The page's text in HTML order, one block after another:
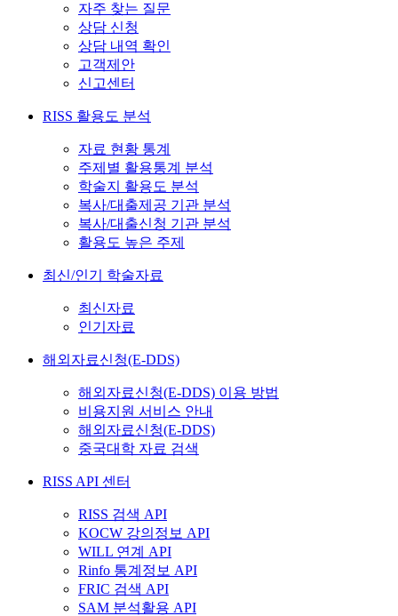
자주 찾는 질문
상담 신청
상담 내역 확인
고객제안
신고센터
RISS 활용도 분석
자료 현황 통계
주제별 활용통계 분석
학술지 활용도 분석
복사/대출제공 기관 분석
복사/대출신청 기관 분석
활용도 높은 주제
최신/인기 학술자료
최신자료
인기자료
해외자료신청(E-DDS)
해외자료신청(E-DDS) 이용 방법
비용지원 서비스 안내
해외자료신청(E-DDS)
중국대학 자료 검색
RISS API 센터
RISS 검색 API
KOCW 강의정보 API
WILL 연계 API
Rinfo 통계정보 API
FRIC 검색 API
SAM 분석활용 API